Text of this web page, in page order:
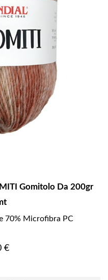
Gomitolo Da 200gr
70% Microfibra PC
€